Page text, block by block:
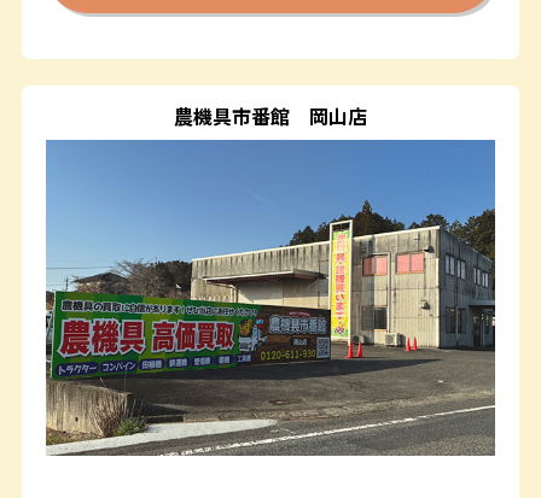
農機具市番館 岡山店